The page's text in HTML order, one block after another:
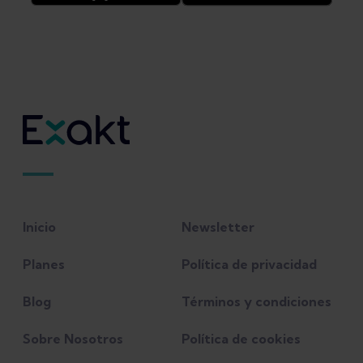
la app.
tratamiento correcto para ti. Por favor,
cualquiera de los planes de la aplicación.
Inicio
Planes
Blog
Sobre Nosotros
Newsletter
Política de privacidad
Términos y condiciones
Política de cookies